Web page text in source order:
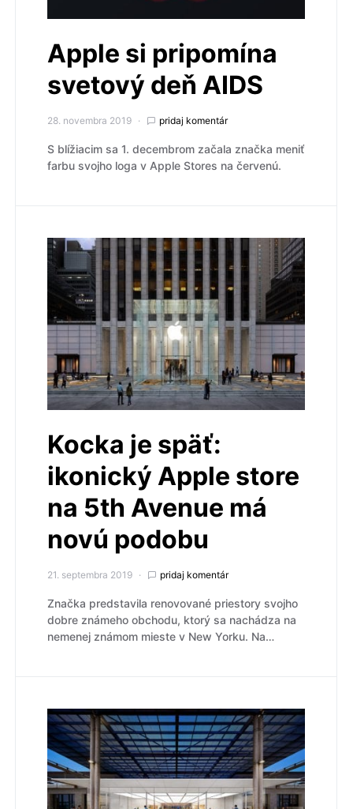
Apple si pripomína
svetový deň AIDS
28. novembra 2019 pridaj komentár
S blížiacim sa 1. decembrom začala značka meniť
farbu svojho loga v Apple Stores na červenú.
Kocka je späť:
ikonický Apple store
na 5th Avenue má
novú podobu
21. septembra 2019 pridaj komentár
Značka predstavila renovované priestory svojho
dobre známeho obchodu, ktorý sa nachádza na
nemenej známom mieste v New Yorku. Na…